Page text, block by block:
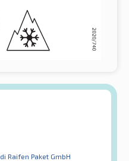
di Raifen Paket GmbH